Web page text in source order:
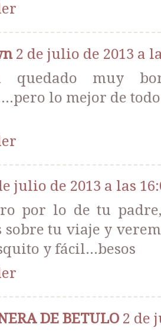
2 de julio de 2013 a
quedado muy
lo mejor de
julio de 2013 a las
por lo de tu
sobre tu viaje y
y fácil...besos
DE BETULO 2 de